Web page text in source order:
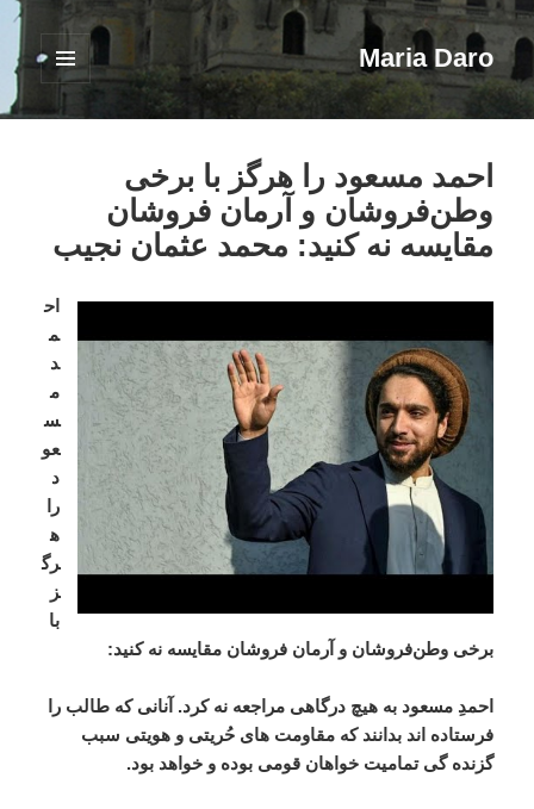
Maria Daro
فهرست
ابزارک‌ها
احمد مسعود را هرگز با برخی
وطن‌فروشان و آرمان فروشان
مقایسه نه کنید: محمد عثمان نجیب
اح
م
د
م
س
عو
د
را
ه
رگ
ز
با
برخی وطن‌فروشان و آرمان فروشان مقایسه نه کنید:
احمدِ مسعود به هیچ درگاهی مراجعه نه کرد. آنانی که طالب را
فرستاده اند بدانند که مقاومت های حُریتی و هویتی سبب
گزنده‌ گی تمامیت خواهان قومی بوده و خواهد بود.